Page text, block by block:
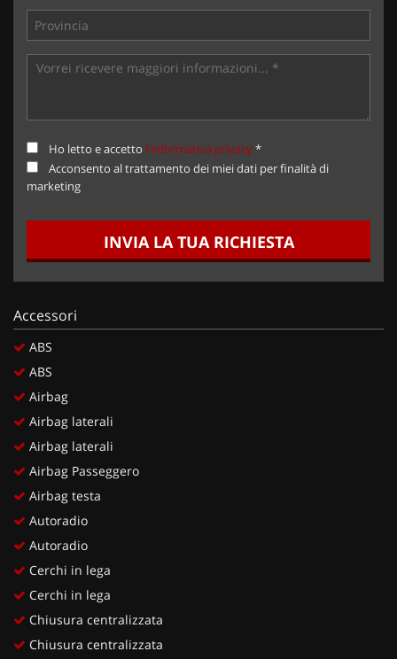
Ho letto e accetto l'informativa privacy*
Acconsento al trattamento dei miei dati per finalità di
marketing
INVIA LA TUA RICHIESTA
Accessori
ABS
ABS
Airbag
Airbag laterali
Airbag laterali
Airbag Passeggero
Airbag testa
Autoradio
Autoradio
Cerchi in lega
Cerchi in lega
Chiusura centralizzata
Chiusura centralizzata